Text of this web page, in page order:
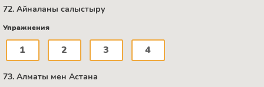
72. Айналаны салыстыру
Упражнения
1 2 3 4
73. Алматы мен Астана